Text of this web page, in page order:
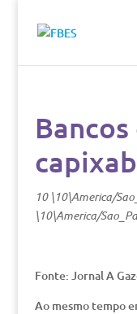
10 \10\America/
\10\America/
Fonte: Jornal A
Ao mesmo tempo